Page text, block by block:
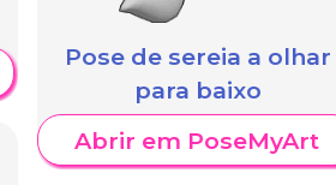
Pose de sereia a olhar
para baixo
Abrir em PoseMyArt